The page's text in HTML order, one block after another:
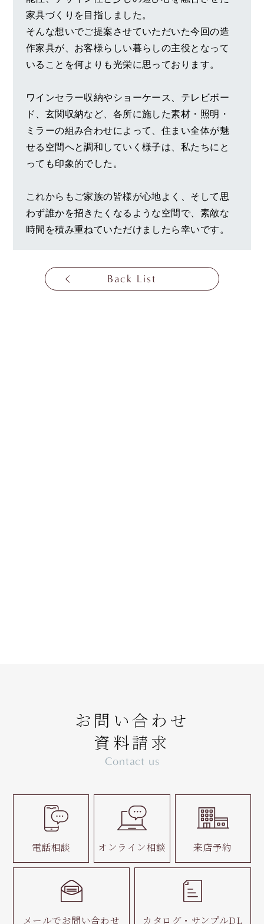
家具づくりを目指しました。
そんな想いでご提案させていただいた今回の造
作家具が、お客様らしい暮らしの主役となって
いることを何よりも光栄に思っております。
ワインセラー収納やショーケース、テレビボー
ド、玄関収納など、各所に施した素材・照明・
ミラーの組み合わせによって、住まい全体が魅
せる空間へと調和していく様子は、私たちにと
っても印象的でした。
これからもご家族の皆様が心地よく、そして思
わず誰かを招きたくなるような空間で、素敵な
時間を積み重ねていただけましたら幸いです。
Back List
お問い合わせ
資料請求
Contact us
電話相談 オンライン相談 来店予約
メールでお問い合わせ カタログ・ サンプルDL